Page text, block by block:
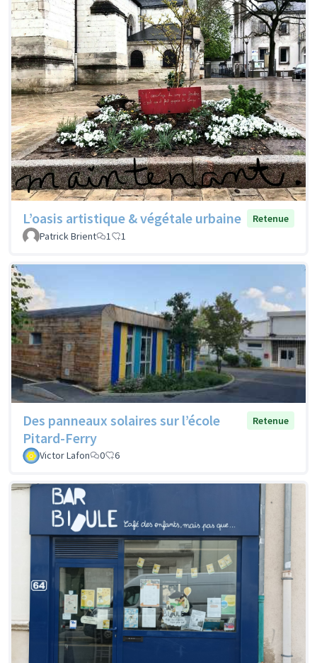
L’oasis artistique & végétale urbaine
Retenue
Patrick Brient
1 1
Des panneaux solaires sur l’école
Pitard-Ferry
Retenue
Victor Lafon 0 6